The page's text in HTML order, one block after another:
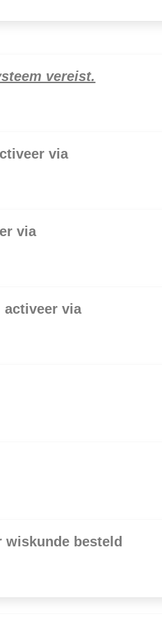
vereist.
via
via
activeer via
besteld